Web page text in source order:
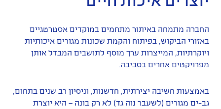
החברה מתמחה באיתור מתחמים במוקדים אסטרטגיים
באזורי הביקוש, בפיתוח והקמת שכונות מגורים איכותיות
ויוקרתיות, המייצרות ערך מוסף לתושבים המבדל אותן
מפרויקטים אחרים בסביבה.
באמצעות חשיבה יצירתית, חדשנות, וניסיון רב שנים בתחום,
גב-ים מגורים (לשעבר נוה גד) לא רק בונה – היא יוצרת